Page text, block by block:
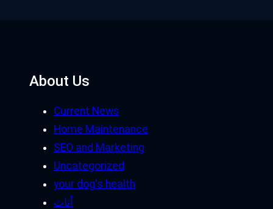
About Us
Current News
Home Maintenance
SEO and Marketing
Uncategorized
your dog's health
أثاث